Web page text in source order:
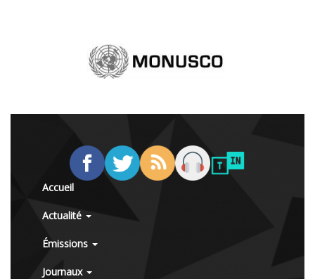
Accueil
Actualité
Émissions
Journaux